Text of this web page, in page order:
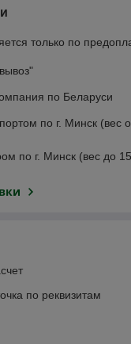
только по
по Беларуси
по г. Минск (вес
по г. Минск (вес до
по реквизитам